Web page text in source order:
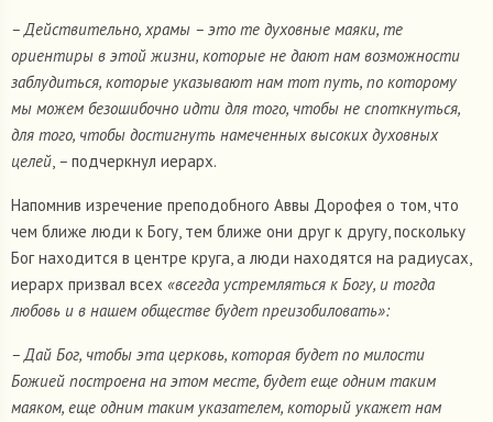
– Действительно, храмы – это те духовные маяки, те
ориентиры в этой жизни, которые не дают нам возможности
заблудиться, которые указывают нам тот путь, по которому
мы можем безошибочно идти для того, чтобы не споткнуться,
для того, чтобы достигнуть намеченных высоких духовных
целей, – подчеркнул иерарх.
Напомнив изречение преподобного Аввы Дорофея о том, что
чем ближе люди к Богу, тем ближе они друг к другу, поскольку
Бог находится в центре круга, а люди находятся на радиусах,
иерарх призвал всех «всегда устремляться к Богу, и тогда
любовь и в нашем обществе будет преизобиловать»:
– Дай Бог, чтобы эта церковь, которая будет по милости
Божией построена на этом месте, будет еще одним таким
маяком, еще одним таким указателем, который укажет нам